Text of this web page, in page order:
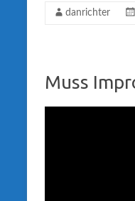
danrichter
Muss